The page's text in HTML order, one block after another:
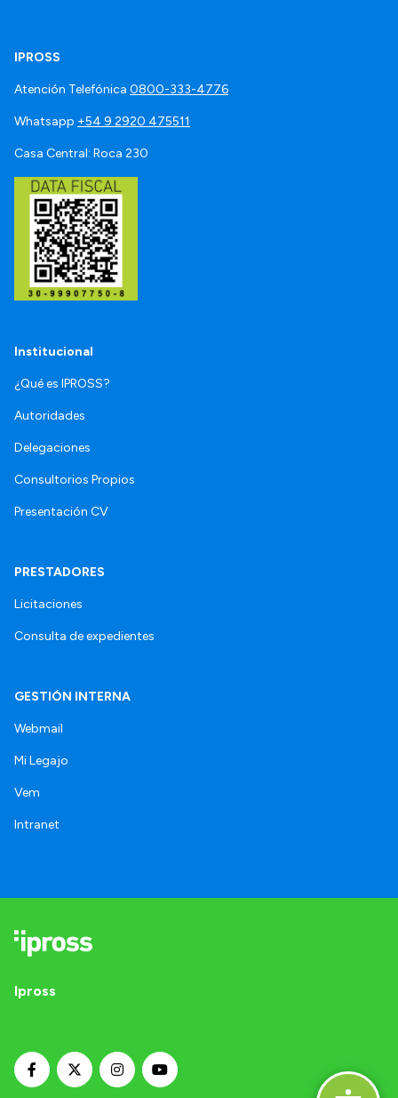
IPROSS
Atención Telefónica 0800-333-4776
Whatsapp +54 9 2920 475511
Casa Central: Roca 230
Institucional
¿Qué es IPROSS?
Autoridades
Delegaciones
Consultorios Propios
Presentación CV
PRESTADORES
Licitaciones
Consulta de expedientes
GESTIÓN INTERNA
Webmail
Mi Legajo
Vem
Intranet
Ipross